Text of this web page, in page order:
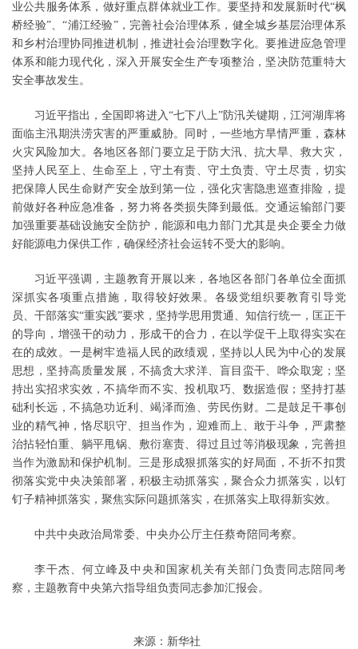
业公共服务体系，做好重点群体就业工作。要坚持和发展新时代“枫
桥经验”、“浦江经验”，完善社会治理体系，健全城乡基层治理体系
和乡村治理协同推进机制，推进社会治理数字化。要推进应急管理
体系和能力现代化，深入开展安全生产专项整治，坚决防范重特大
安全事故发生。
习近平指出，全国即将进入“七下八上”防汛关键期，江河湖库将
面临主汛期洪涝灾害的严重威胁。同时，一些地方旱情严重，森林
火灾风险加大。各地区各部门要立足于防大汛、抗大旱、救大灾，
坚持人民至上、生命至上，守土有责、守土负责、守土尽责，切实
把保障人民生命财产安全放到第一位，强化灾害隐患巡查排险，提
前做好各种应急准备，努力将各类损失降到最低。交通运输部门要
加强重要基础设施安全防护，能源和电力部门尤其是央企要全力做
好能源电力保供工作，确保经济社会运转不受大的影响。
习近平强调，主题教育开展以来，各地区各部门各单位全面抓
深抓实各项重点措施，取得较好效果。各级党组织要教育引导党
员、干部落实“重实践”要求，坚持学思用贯通、知信行统一，匡正干
的导向，增强干的动力，形成干的合力，在以学促干上取得实实在
在的成效。一是树牢造福人民的政绩观，坚持以人民为中心的发展
思想，坚持高质量发展，不搞贪大求洋、盲目蛮干、哗众取宠；坚
持出实招求实效，不搞华而不实、投机取巧、数据造假；坚持打基
础利长远，不搞急功近利、竭泽而渔、劳民伤财。二是鼓足干事创
业的精气神，恪尽职守、担当作为，迎难而上、敢于斗争，严肃整
治拈轻怕重、躺平甩锅、敷衍塞责、得过且过等消极现象，完善担
当作为激励和保护机制。三是形成狠抓落实的好局面，不折不扣贯
彻落实党中央决策部署，积极主动抓落实，聚合众力抓落实，以钉
钉子精神抓落实，聚焦实际问题抓落实，在抓落实上取得新实效。
中共中央政治局常委、中央办公厅主任蔡奇陪同考察。
李干杰、何立峰及中央和国家机关有关部门负责同志陪同考
察，主题教育中央第六指导组负责同志参加汇报会。
来源：新华社